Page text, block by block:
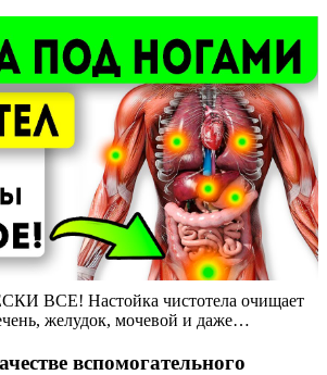
ВСЕ! Настойка чистотела очищает
желудок, мочевой и даже…
вспомогательного